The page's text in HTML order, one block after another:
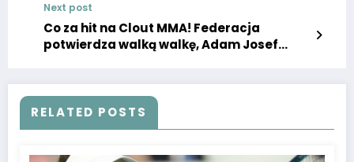
Next post
Co za hit na Clout MMA! Federacja
potwierdza walką walkę, Adam Josef
RELATED POSTS